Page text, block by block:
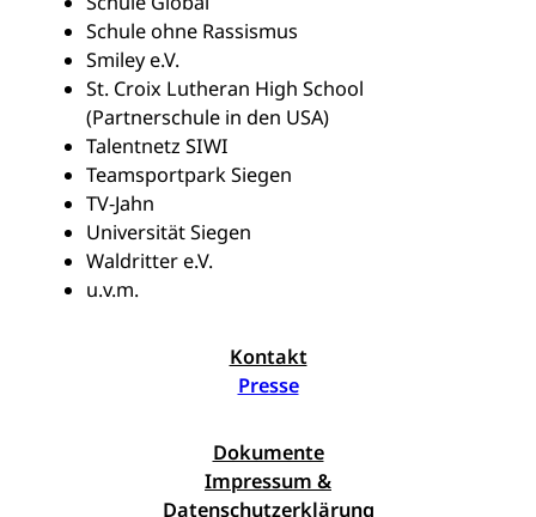
Schule ohne Rassismus
Smiley e.V.
St. Croix Lutheran High School
(Partnerschule in den USA)
Talentnetz SIWI
Teamsportpark Siegen
TV-Jahn
Universität Siegen
Waldritter e.V.
u.v.m.
Kontakt
Presse
Dokumente
Impressum &
Datenschutzerklärung